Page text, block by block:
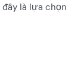
là lựa chọn